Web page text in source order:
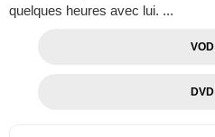
quelques heures avec lui. ...
VOD
DVD